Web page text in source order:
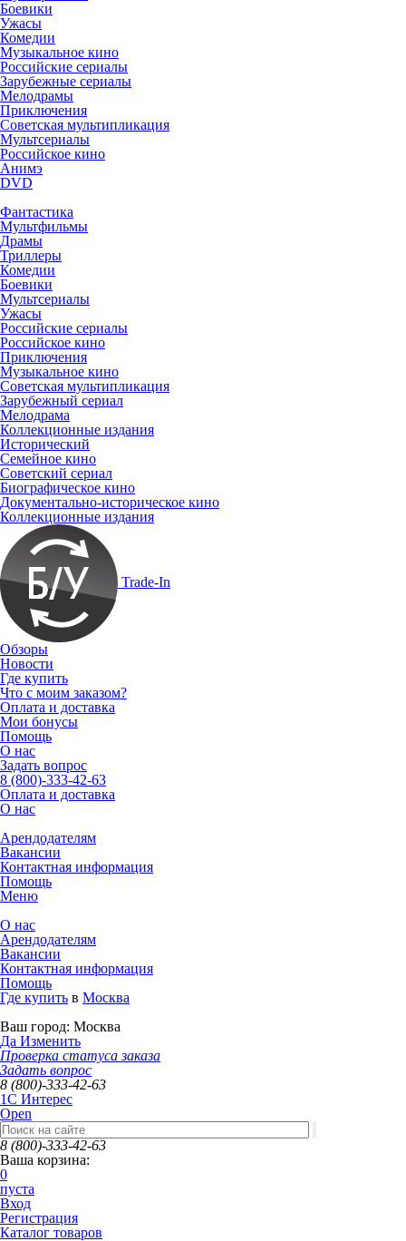
Боевики
Ужасы
Комедии
Музыкальное кино
Российские сериалы
Зарубежные сериалы
Мелодрамы
Приключения
Советская мультипликация
Мультсериалы
Российское кино
Анимэ
DVD
Фантастика
Мультфильмы
Драмы
Триллеры
Комедии
Боевики
Мультсериалы
Ужасы
Российские сериалы
Российское кино
Приключения
Музыкальное кино
Советская мультипликация
Зарубежный сериал
Мелодрама
Коллекционные издания
Исторический
Семейное кино
Советский сериал
Биографическое кино
Документально-историческое кино
Коллекционные издания
Trade-In
Обзоры
Новости
Где купить
Что с моим заказом?
Оплата и доставка
Мои бонусы
Помощь
О нас
Задать вопрос
8 (800)-333-42-63
Оплата и доставка
О нас
Арендодателям
Вакансии
Контактная информация
Помощь
Меню
О нас
Арендодателям
Вакансии
Контактная информация
Помощь
Где купить в Москва
Ваш город: Москва
Да Изменить
Проверка статуса заказа
Задать вопрос
8 (800)-333-42-63
1C Интерес
Open
8 (800)-333-42-63
Ваша корзина:
0
пуста
Вход
Регистрация
Каталог товаров